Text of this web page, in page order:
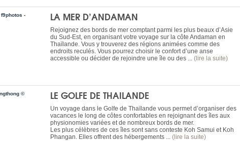
LA MER D’ANDAMAN
Rejoignez des bords de mer comptant parmi les plus beaux d’Asie
du Sud-Est, en organisant votre voyage sur la côte Andaman en
Thaïlande. Vous y trouverez des régions animées comme des
endroits reculés. Vous pourrez choisir le confort d’une anse
accessible ou décider de rejoindre une île ou des ... (lire la suite)
LE GOLFE DE THAILANDE
Un voyage dans le Golfe de Thaïlande vous permet d’organiser des
vacances le long de côtes confortables en rejoignant des îles aux
physionomies variées et de nombreux bords de mer.
Les plus célèbres de ces îles sont sans conteste Koh Samui et Koh
Phangan. Elles offrent des hébergements ... (lire la suite)